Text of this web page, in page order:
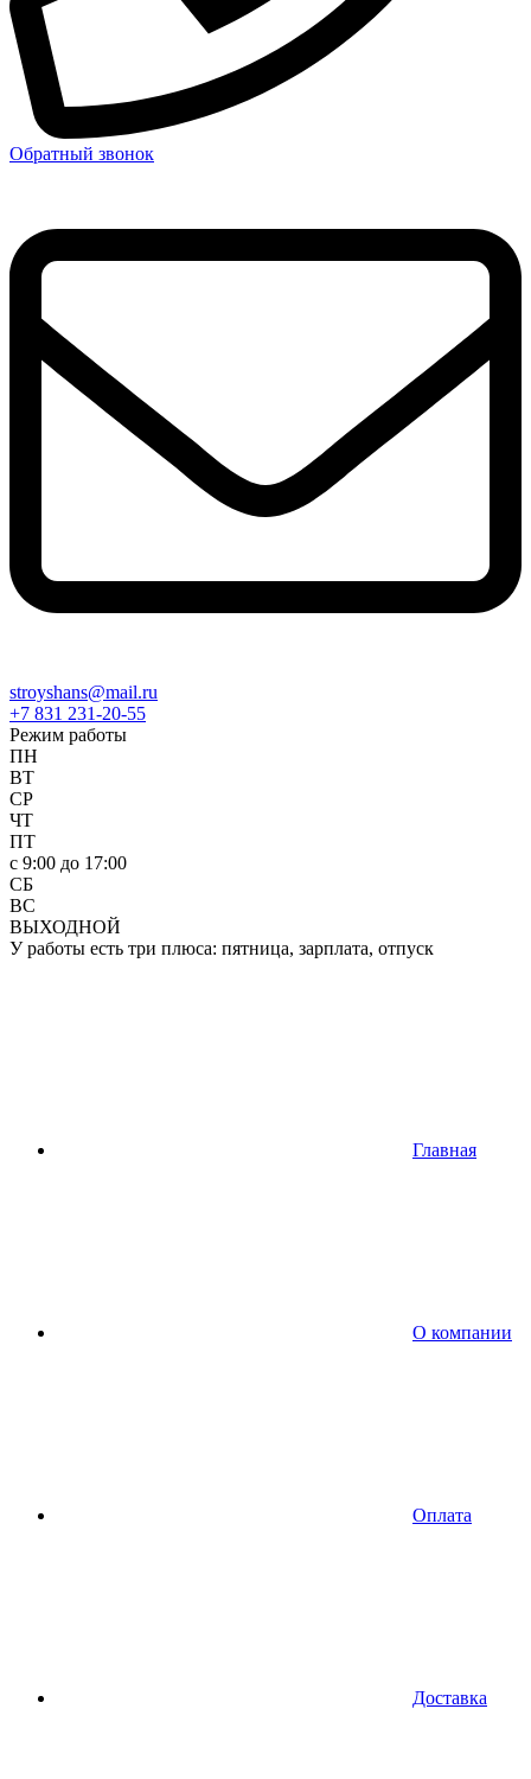
Обратный звонок
stroyshans@mail.ru
+7 831 231-20-55
Режим работы
ПН
ВТ
СР
ЧТ
ПТ
c 9:00 до 17:00
СБ
ВС
ВЫХОДНОЙ
У работы есть три плюса: пятница, зарплата, отпуск
Главная
О компании
Оплата
Доставка